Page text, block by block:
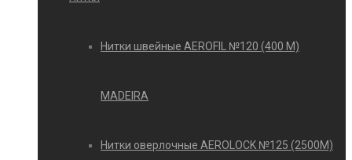
Нитки швейные AEROFIL №120 (400 М)
MADEIRA
Нитки оверлочные AEROLOCK №125 (2500М)